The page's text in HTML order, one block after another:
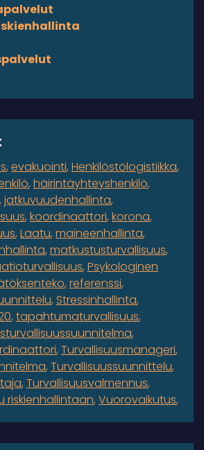
evakuointi Henkilöstölogistiikka
häirintäyhteyshenkilö
jatkuvuudenhallinta
koordinaattori korona
Laatu maineenhallinta
matkustusturvallisuus
Psykologinen
referenssi
Stressinhallinta
tapahtumaturvallisuus
Turvallisuusmanageri
Turvallisuussuunnittelu
Turvallisuusvalmennus
riskienhallintaan Vuorovaikutus